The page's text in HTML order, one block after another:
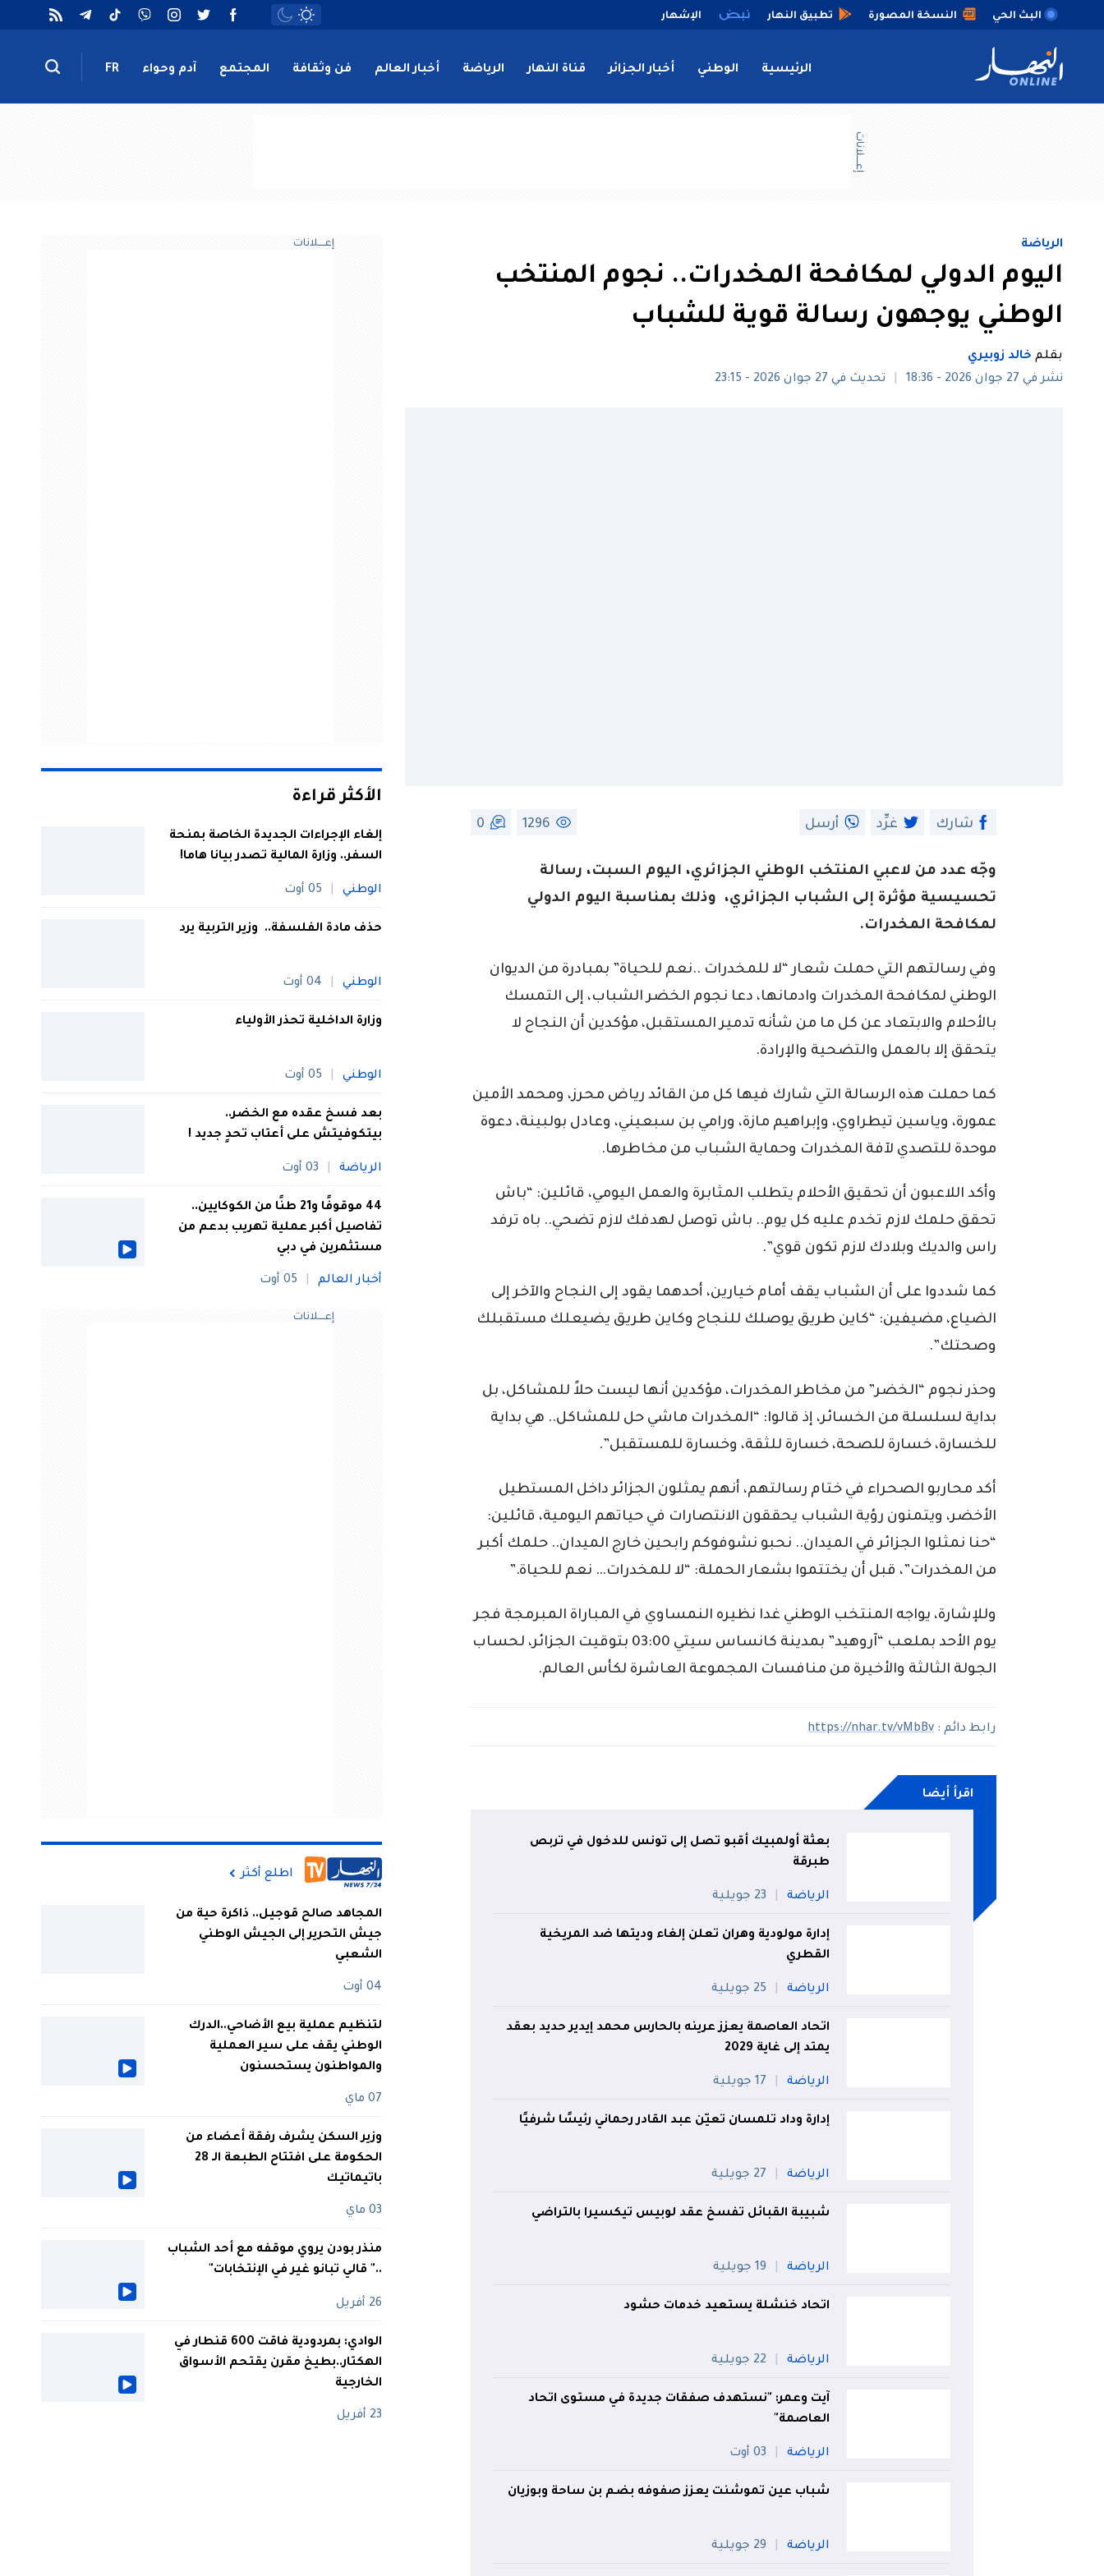
البث الحي النسخة المصورة تطبيق النهار الإشهار
الرئيسية الوطني أخبار الجزائر قناة النهار الرياضة أخبار العالم فن وثقافة المجتمع آدم وحواء FR
إعــــلانات
الرياضة
اليوم الدولي لمكافحة المخدرات.. نجوم المنتخب
الوطني يوجهون رسالة قوية للشباب
بقلم خالد زوبيري
نشر في 27 جوان 2026 - 18:36
تحديث في 27 جوان 2026 - 23:15
شارك غرِّد أرسل 1296
0
وجّه عدد من لاعبي المنتخب الوطني الجزائري، اليوم السبت، رسالة
تحسيسية مؤثرة إلى الشباب الجزائري، وذلك بمناسبة اليوم الدولي
لمكافحة المخدرات.
وفي رسالتهم التي حملت شعار “لا للمخدرات ..نعم للحياة” بمبادرة من الديوان
الوطني لمكافحة المخدرات وادمانها، دعا نجوم الخضر الشباب، إلى التمسك
بالأحلام والابتعاد عن كل ما من شأنه تدمير المستقبل، مؤكدين أن النجاح لا
يتحقق إلا بالعمل والتضحية والإرادة.
كما حملت هذه الرسالة التي شارك فيها كل من القائد رياض محرز، ومحمد الأمين
عمورة، وياسين تيطراوي، وإبراهيم مازة، ورامي بن سبعيني، وعادل بولبينة، دعوة
موحدة للتصدي لآفة المخدرات وحماية الشباب من مخاطرها.
وأكد اللاعبون أن تحقيق الأحلام يتطلب المثابرة والعمل اليومي، قائلين: “باش
تحقق حلمك لازم تخدم عليه كل يوم.. باش توصل لهدفك لازم تضحي.. باه ترفد
راس والديك وبلادك لازم تكون قوي”.
كما شددوا على أن الشباب يقف أمام خيارين، أحدهما يقود إلى النجاح والآخر إلى
الضياع، مضيفين: “كاين طريق يوصلك للنجاح وكاين طريق يضيعلك مستقبلك
وصحتك”.
وحذر نجوم “الخضر” من مخاطر المخدرات، مؤكدين أنها ليست حلاً للمشاكل، بل
بداية لسلسلة من الخسائر، إذ قالوا: “المخدرات ماشي حل للمشاكل.. هي بداية
للخسارة، خسارة للصحة، خسارة للثقة، وخسارة للمستقبل”.
أكد محاربو الصحراء في ختام رسالتهم، أنهم يمثلون الجزائر داخل المستطيل
الأخضر، ويتمنون رؤية الشباب يحققون الانتصارات في حياتهم اليومية، قائلين:
“حنا نمثلوا الجزائر في الميدان.. نحبو نشوفوكم رابحين خارج الميدان.. حلمك أكبر
من المخدرات”، قبل أن يختتموا بشعار الحملة: “لا للمخدرات… نعم للحياة.”
وللإشارة، يواجه المنتخب الوطني غدا نظيره النمساوي في المباراة المبرمجة فجر
يوم الأحد بملعب “آروهيد” بمدينة كانساس سيتي 03:00 بتوقيت الجزائر، لحساب
الجولة الثالثة والأخيرة من منافسات المجموعة العاشرة لكأس العالم.
رابط دائم :https://nhar.tv/vMbBv
اقرأ أيضا
بعثة أولمبيك أقبو تصل إلى تونس للدخول في تربص
طبرقة
الرياضة 23 جويلية
إدارة مولودية وهران تعلن إلغاء وديتها ضد المريخية
القطري
الرياضة 25 جويلية
اتحاد العاصمة يعزز عرينه بالحارس محمد إيدير حديد بعقد
يمتد إلى غاية 2029
الرياضة 17 جويلية
إدارة وداد تلمسان تعيّن عبد القادر رحماني رئيسًا شرفيًا
الرياضة 27 جويلية
شبيبة القبائل تفسخ عقد لوبيس تيكسيرا بالتراضي
الرياضة 19 جويلية
اتحاد خنشلة يستعيد خدمات حشود
الرياضة 22 جويلية
آيت وعمر: "نستهدف صفقات جديدة في مستوى اتحاد
العاصمة"
الرياضة 03 أوت
شباب عين تموشنت يعزز صفوفه بضم بن ساحة وبوزيان
الرياضة 29 جويلية
إعــــلانات
الأكثر قراءة
إلغاء الإجراءات الجديدة الخاصة بمنحة
السفر.. وزارة المالية تصدر بيانا هاما!
الوطني 05 أوت
حذف مادة الفلسفة.. وزير التربية يرد
الوطني 04 أوت
وزارة الداخلية تحذر الأولياء
الوطني 05 أوت
بعد فسخ عقده مع الخضر..
بيتكوفيتش على أعتاب تحدٍ جديد !
الرياضة 03 أوت
44 موقوفًا و21 طنًا من الكوكايين..
تفاصيل أكبر عملية تهريب بدعم من
مستثمرين في دبي
أخبار العالم 05 أوت
إعــــلانات
اطلع أكثر
المجاهد صالح قوجيل.. ذاكرة حية من
جيش التحرير إلى الجيش الوطني
الشعبي
04 أوت
لتنظيم عملية بيع الأضاحي..الدرك
الوطني يقف على سير العملية
والمواطنون يستحسنون
07 ماي
وزير السكن يشرف رفقة أعضاء من
الحكومة على افتتاح الطبعة الـ 28
باتيماتيك
03 ماي
منذر بودن يروي موقفه مع أحد الشباب
.." قالي تبانو غير في الإنتخابات"
26 أفريل
الوادي: بمردودية فاقت 600 قنطار في
الهكتار..بطيخ مقرن يقتحم الأسواق
الخارجية
23 أفريل